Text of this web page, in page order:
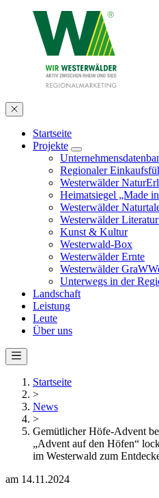
Startseite
Projekte
Regionaler
Westerwälder
Heimatsiegel „Made
Westerwälder
Westerwälder
Kunst & Kultur
Westerwald-Box
Westerwälder Ernte
Westerwälder
Unterwegs in der
Landschaft
Leistung
Leute
Über uns
Startseite
>
News
>
Gemütlicher Höfe-Advent
„Advent auf den Höfen“
im Westerwald zum
am 14.11.2024